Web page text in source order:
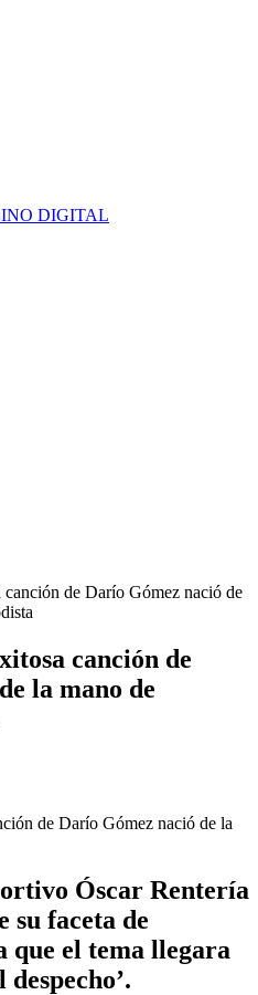
DIGITAL
de Darío Gómez nació de
canción de
la mano de
Óscar Rentería
su faceta de
que el tema llegara
despecho’.